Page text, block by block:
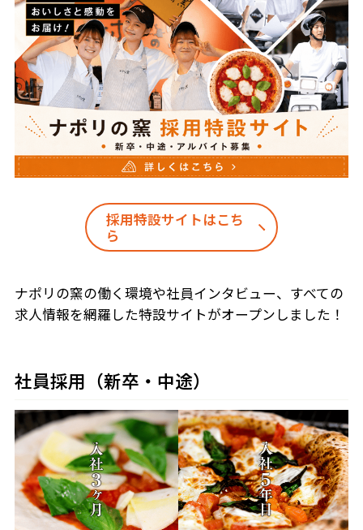
採用特設サイトはこち
ら
ナポリの窯の働く環境や社員インタビュー、すべての
求人情報を網羅した特設サイトがオープンしました！
社員採用（新卒・中途）